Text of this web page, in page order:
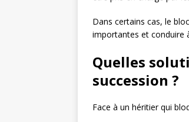
Dans certains cas, le
importantes et conduire
Quelles
succession ?
Face à un héritier qui